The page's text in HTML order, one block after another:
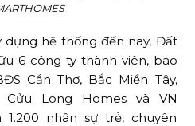
dựng hệ thống đến nay, Đất
6 công ty thành viên, bao
Cần Thơ, Bắc Miền Tây,
Cửu Long Homes và VN
1.200 nhân sự trẻ, chuyên